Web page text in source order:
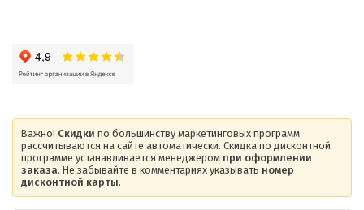
Важно! Скидки по большинству маркетинговых программ
рассчитываются на сайте автоматически. Скидка по дисконтной
программе устанавливается менеджером при оформлении
заказа. Не забывайте в комментариях указывать номер
дисконтной карты.